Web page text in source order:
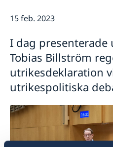
Team Sweden
Svenska företag i Albanien
Anmäl handelshinder
Nyheter
15 feb. 2023
I dag
Tobias Billström
utrikesdeklaration
utrikespolitiska